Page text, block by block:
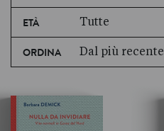
ETÀ Tutte
ORDINA Dal più recente